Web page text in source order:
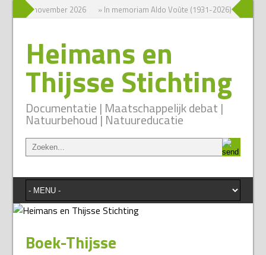
7 november 2026 » In memoriam Aldo Voûte (1931-2026)
Heimans en
Thijsse Stichting
Documentatie | Maatschappelijk debat |
Natuurbehoud | Natuureducatie
Boek-Thijsse